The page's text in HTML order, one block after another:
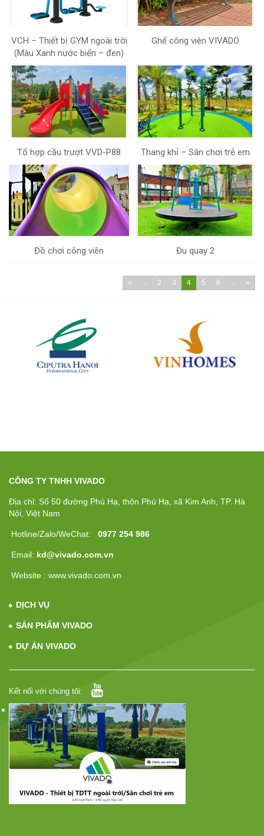
VCH – Thiết bị GYM ngoài trời
(Màu Xanh nước biển – đen)
Ghế công viên VIVADO
Tổ hợp cầu trượt VVD-P88 Thang khỉ – Sân chơi trẻ em
Đồ chơi công viên Đu quay 2
« ... 2 3 4 5 6 ... »
CÔNG TY TNHH VIVADO
Địa chỉ: Số 50 đường Phú Hạ, thôn Phú Hạ, xã Kim Anh, TP. Hà
Nội, Việt Nam
Hotline/Zalo/WeChat: 0977 254 986
Email: kd@vivado.com.vn
Website : www.vivado.com.vn
DỊCH VỤ
SẢN PHẨM VIVADO
DỰ ÁN VIVADO
Kết nối với chúng tôi: